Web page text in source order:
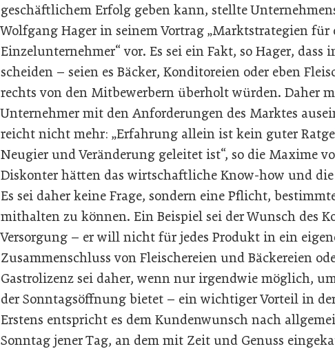
geschäftlichem Erfolg geben kann, stellte
Wolfgang Hager in seinem Vortrag „Marktstrategien
Einzelunternehmer“ vor. Es sei ein Fakt, so Hager,
scheiden – seien es Bäcker, Konditoreien oder eben
rechts von den Mitbewerbern überholt würden. Daher
Unternehmer mit den Anforderungen des Marktes
reicht nicht mehr: „Erfahrung allein ist kein guter
Neugier und Veränderung geleitet ist“, so die Maxime
Diskonter hätten das wirtschaftliche Know-how und
Es sei daher keine Frage, sondern eine Pflicht,
mithalten zu können. Ein Beispiel sei der Wunsch des
Versorgung – er will nicht für jedes Produkt in ein
Zusammenschluss von Fleischereien und Bäckereien
Gastrolizenz sei daher, wenn nur irgendwie möglich,
der Sonntagsöffnung bietet – ein wichtiger Vorteil in
Erstens entspricht es dem Kundenwunsch nach
Sonntag jener Tag, an dem mit Zeit und Genuss